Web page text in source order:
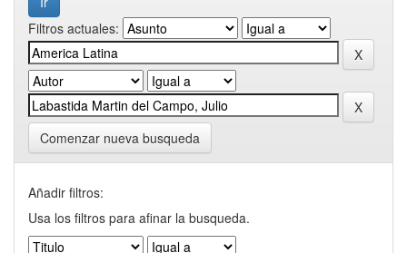
Filtros actuales:
Comenzar nueva busqueda
Añadir filtros:
Usa los filtros para afinar la busqueda.